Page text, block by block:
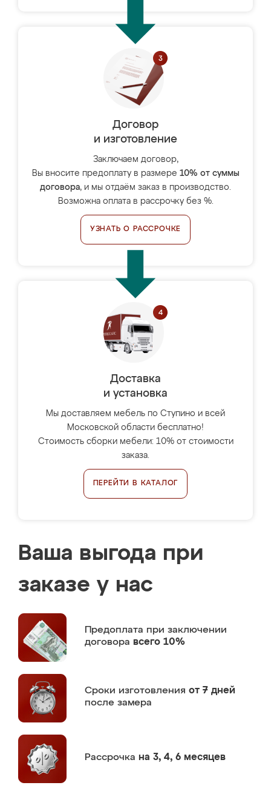
Договор
и изготовление
Заключаем договор,
Вы вносите предоплату в размере 10% от суммы
договора, и мы отдаём заказ в производство.
Возможна оплата в рассрочку без %.
УЗНАТЬ О РАССРОЧКЕ
Доставка
и установка
Мы доставляем мебель по Ступино и всей
Московской области бесплатно!
Стоимость сборки мебели: 10% от стоимости
заказа.
ПЕРЕЙТИ В КАТАЛОГ
Ваша выгода при
заказе у нас
Предоплата при заключении
договора всего 10%
Сроки изготовления от 7 дней
после замера
Рассрочка на 3, 4, 6 месяцев